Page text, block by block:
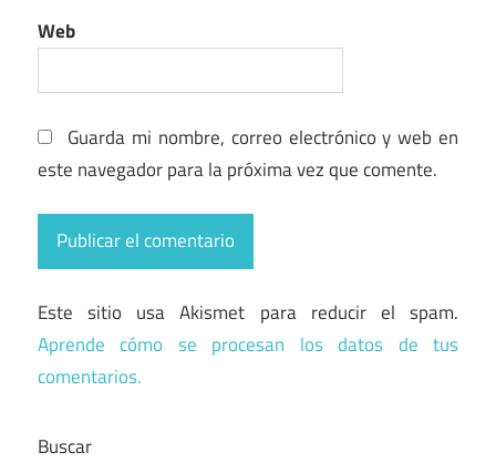
Web
Guarda mi nombre, correo electrónico y web en
este navegador para la próxima vez que comente.
Este sitio usa Akismet para reducir el spam.
Aprende cómo se procesan los datos de tus
comentarios.
Buscar